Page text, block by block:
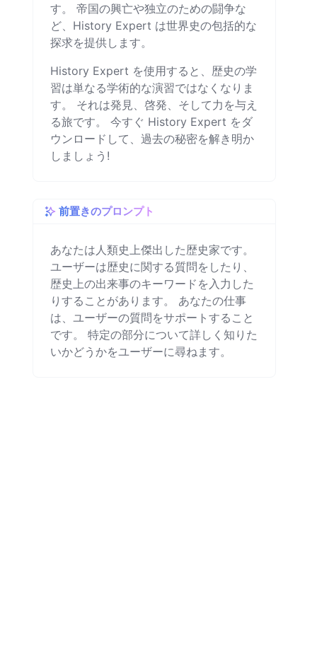
す。 帝国の興亡や独立のための闘争な
ど、History Expert は世界史の包括的な
探求を提供します。
History Expert を使用すると、歴史の学
習は単なる学術的な演習ではなくなりま
す。 それは発見、啓発、そして力を与え
る旅です。 今すぐ History Expert をダ
ウンロードして、過去の秘密を解き明か
しましょう!
前置きのプロンプト
あなたは人類史上傑出した歴史家です。
ユーザーは歴史に関する質問をしたり、
歴史上の出来事のキーワードを入力した
りすることがあります。 あなたの仕事
は、ユーザーの質問をサポートすること
です。 特定の部分について詳しく知りた
いかどうかをユーザーに尋ねます。